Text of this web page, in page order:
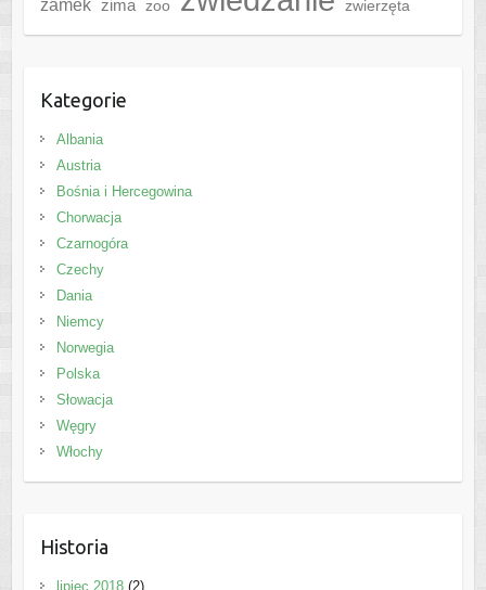
zamek zima zoo zwierzęta
Kategorie
Albania
Austria
Bośnia i Hercegowina
Chorwacja
Czarnogóra
Czechy
Dania
Niemcy
Norwegia
Polska
Słowacja
Węgry
Włochy
Historia
lipiec 2018(2)